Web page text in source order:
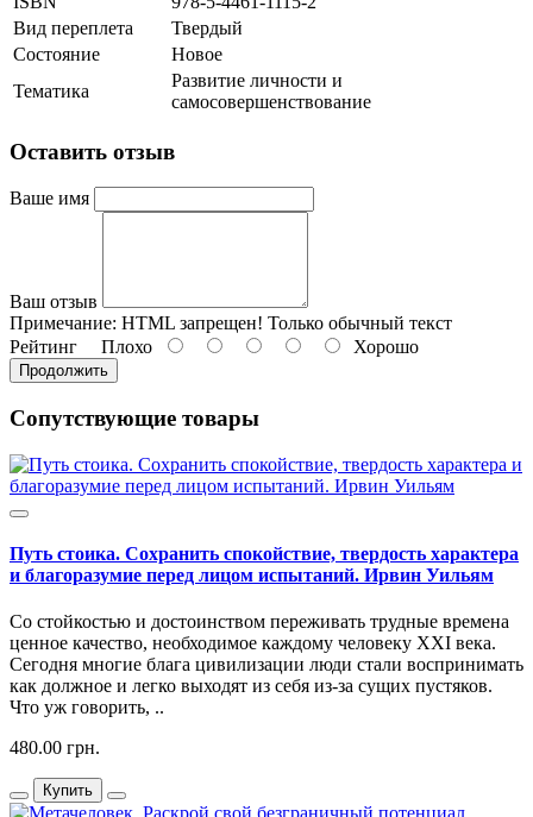
Вид переплета
Твердый
Состояние
Новое
Тематика
Развитие личности и
самосовершенствование
Оставить отзыв
Ваше имя
Ваш отзыв
Примечание: HTML запрещен! Только обычный текст
Рейтинг Плохо Хорошо
Продолжить
Сопутствующие товары
Путь стоика. Сохранить спокойствие, твердость характера
и благоразумие перед лицом испытаний. Ирвин Уильям
Со стойкостью и достоинством переживать трудные времена
ценное качество, необходимое каждому человеку XXI века.
Сегодня многие блага цивилизации люди стали воспринимать
как должное и легко выходят из себя из-за сущих пустяков.
Что уж говорить, ..
480.00 грн.
Купить